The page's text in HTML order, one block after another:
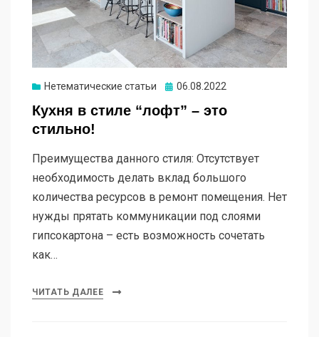
Нетематические статьи Опубликовано
06.08.2022
Кухня в стиле “лофт” – это
стильно!
Преимущества данного стиля: Отсутствует
необходимость делать вклад большого
количества ресурсов в ремонт помещения. Нет
нужды прятать коммуникации под слоями
гипсокартона – есть возможность сочетать
как…
ЧИТАТЬ ДАЛЕЕ